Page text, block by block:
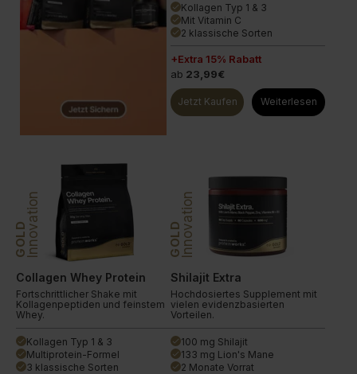
done Kollagen Typ 1 & 3
done Mit Vitamin C
done 2 klassische Sorten
+Extra 15% Rabatt
ab 23,99€
Jetzt Kaufen Weiterlesen
GOLDInnovation
Collagen Whey Protein
Fortschrittlicher Shake mit
Kollagenpeptiden und feinstem
Whey.
done Kollagen Typ 1 & 3
done Multiprotein-Formel
done 3 klassische Sorten
GOLDInnovation
Shilajit Extra
Hochdosiertes Supplement mit
vielen evidenzbasierten
Vorteilen.
done 100 mg Shilajit
done 133 mg Lion's Mane
done 2 Monate Vorrat